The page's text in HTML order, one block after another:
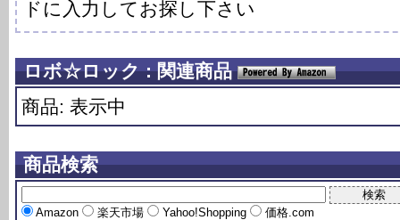
ドに入力してお探し下さい
ロボ☆ロック : 関連商品
商品: 表示中
商品検索
Amazon 楽天市場 Yahoo!Shopping
価格.com